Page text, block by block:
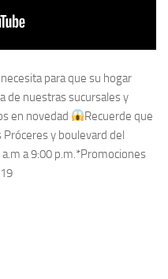
para que su hogar
de nuestras sucursales y
en novedad
Recuerde que
y boulevard del
a 9:00 p.m.*Promociones